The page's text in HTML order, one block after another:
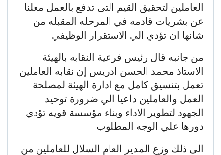
العاملين لتحقيق القيم التى تدفع بالعمل معلنا
عن بشريات قادمه في المرحله المقبله من
شانها ان تؤدي الي الاستقرار الوظيفي
من جانبه قال رئيس فرعية النقابه بالهيئة
الاستاذ محمد الحسن ادريس إن نقابه العاملين
تعمل بتنسيق كامل مع ادارة الهيئة لمصلحة
العمل والعاملين داعيا الي ضرورة توحيد
الجهود لتطوير الاداء وبناء مؤسسة قويه تؤدي
دورها علي الوجه المطلوب
الى ذلك وزع المدير العام السلال للعاملين من